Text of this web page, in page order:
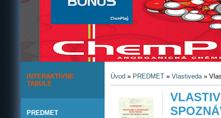
INTERAKTÍVNE
TABULE
PREDMET
Úvod » PREDMET » Vlastiveda»